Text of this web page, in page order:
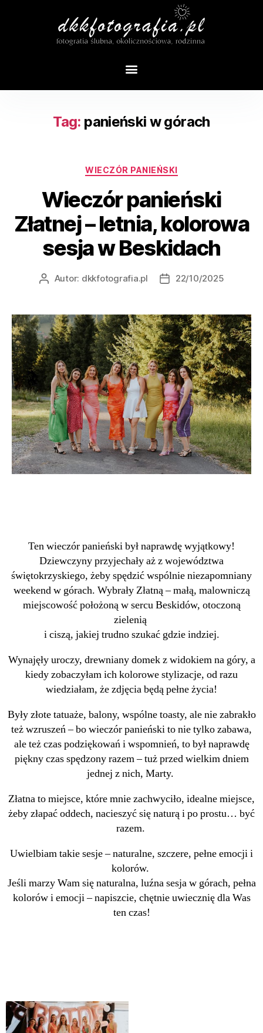
Tag: panieński w górach
WIECZÓR PANIEŃSKI
Wieczór panieński
Złatnej – letnia, kolorowa
sesja w Beskidach
Autor: dkkfotografia.pl 22/10/2025
Ten wieczór panieński był naprawdę wyjątkowy!
Dziewczyny przyjechały aż z województwa
świętokrzyskiego, żeby spędzić wspólnie niezapomniany
weekend w górach. Wybrały Złatną – małą, malowniczą
miejscowość położoną w sercu Beskidów, otoczoną
zielenią
i ciszą, jakiej trudno szukać gdzie indziej.
Wynajęły uroczy, drewniany domek z widokiem na góry, a
kiedy zobaczyłam ich kolorowe stylizacje, od razu
wiedziałam, że zdjęcia będą pełne życia!
Były złote tatuaże, balony, wspólne toasty, ale nie zabrakło
też wzruszeń – bo wieczór panieński to nie tylko zabawa,
ale też czas podziękowań i wspomnień, to był naprawdę
piękny czas spędzony razem – tuż przed wielkim dniem
jednej z nich, Marty.
Złatna to miejsce, które mnie zachwyciło, idealne miejsce,
żeby złapać oddech, nacieszyć się naturą i po prostu… być
razem.
Uwielbiam takie sesje – naturalne, szczere, pełne emocji i
kolorów.
Jeśli marzy Wam się naturalna, luźna sesja w górach, pełna
kolorów i emocji – napiszcie, chętnie uwiecznię dla Was
ten czas!